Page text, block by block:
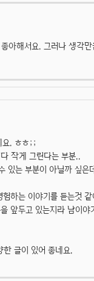
아해서요. 그러나 생각
요. ㅎㅎ;;
작게 그린다는 부분..
있는 부분이 아닐까 싶은
험하는 이야기를 듣는것
앞두고 있는지라 남이야
한 글이 있어 좋네요.